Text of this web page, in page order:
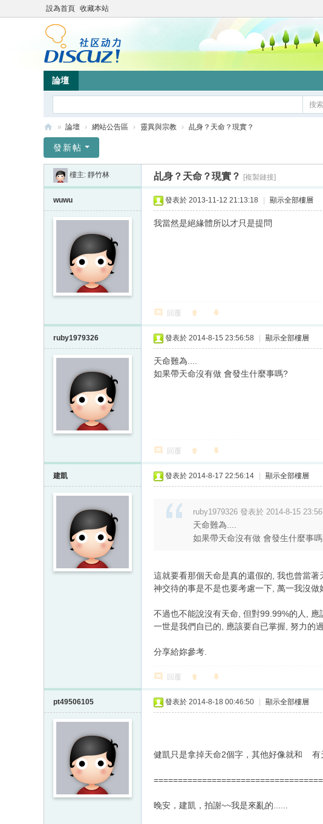
設為首頁 收藏本站
論壇
搜索
竹
» 論壇 › 網站公告區 › 靈異與宗教 › 乩身？天命？現實？
發新帖
樓主: 靜竹林 乩身？天命？現實？ [複製鏈接]
wuwu 發表於 2013-11-12 21:13:18 顯示全部樓層
我當然是絕緣體所以才只是提問
回覆
ruby1979326 發表於 2014-8-15 23:56:58 顯示全部樓層
天命難為....
如果帶天命沒有做 會發生什麼事嗎?
回覆
建凱 發表於 2014-8-17 22:56:14 顯示全部樓層
ruby1979326 發表於 2014-8-15 23:56
天命難為....
如果帶天命沒有做 會發生什麼事
這就要看那個天命是真的還假的, 我也曾當
神交待的事是不是也要考慮一下, 萬一我沒
不過也不能說沒有天命, 但對99.99%的人,
一世是我們自已的, 應該要自已掌握, 努力的
分享給妳參考.
回覆
pt49506105 發表於 2014-8-18 00:46:50 顯示全部樓層
健凱只是拿掉天命2個字，其他好像就和
晚安，建凱，拍謝~~我是來亂的......